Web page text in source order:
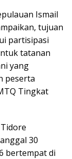
Ismail
tujuan
partisipasi
tatanan
yang
peserta
Tingkat
30
bertempat di